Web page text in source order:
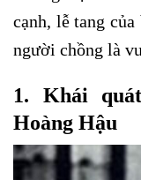
cạnh, lễ tang
người chồng là
1. Khái
Hoàng Hậu